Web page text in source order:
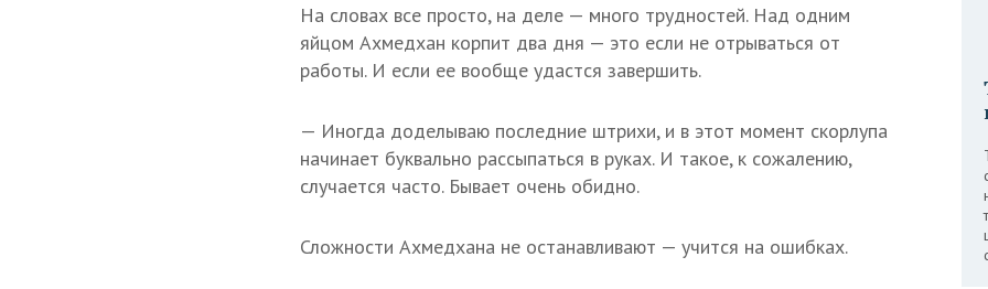
На словах все просто, на деле — много трудностей. Над одним
яйцом Ахмедхан корпит два дня — это если не отрываться от
работы. И если ее вообще удастся завершить.
— Иногда доделываю последние штрихи, и в этот момент скорлупа
начинает буквально рассыпаться в руках. И такое, к сожалению,
случается часто. Бывает очень обидно.
Сложности Ахмедхана не останавливают — учится на ошибках.